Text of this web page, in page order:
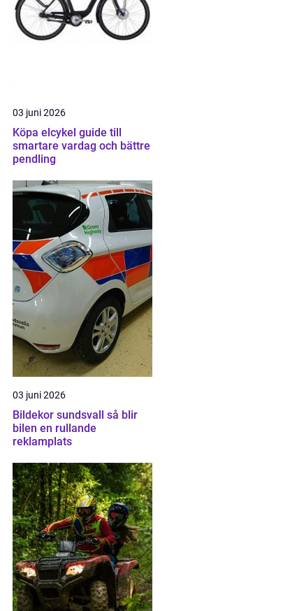
03 juni 2026
Köpa elcykel guide till
smartare vardag och bättre
pendling
03 juni 2026
Bildekor sundsvall så blir
bilen en rullande
reklamplats